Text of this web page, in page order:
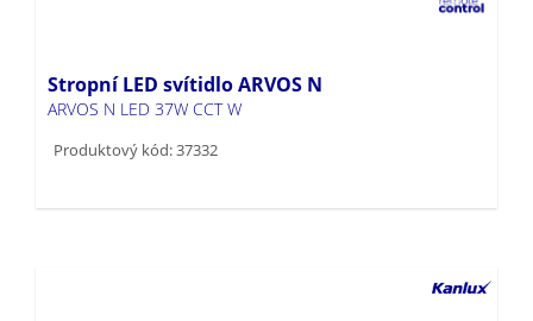
Stropní LED svítidlo ARVOS N
ARVOS N LED 37W CCT W
Produktový kód: 37332